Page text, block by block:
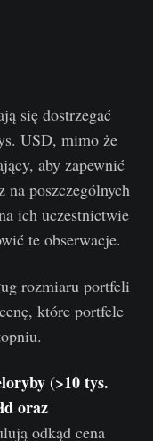
się dostrzegać
USD, mimo że
aby zapewnić
na poszczególnych
ich uczestnictwie
te obserwacje.
rozmiaru portfeli
które portfele
(>10 tys.
oraz
odkąd cena